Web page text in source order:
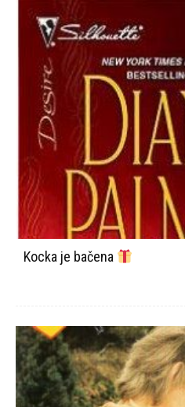
Kocka je bačena